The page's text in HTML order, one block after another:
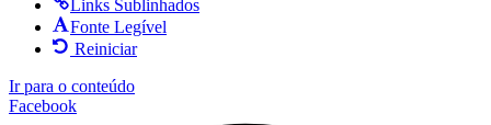
Links Sublinhados
Fonte Legível
Reiniciar
Ir para o conteúdo
Facebook